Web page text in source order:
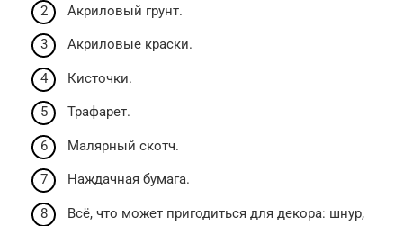
Акриловый грунт.
Акриловые краски.
Кисточки.
Трафарет.
Малярный скотч.
Наждачная бумага.
Всё, что может пригодиться для декора: шнур,